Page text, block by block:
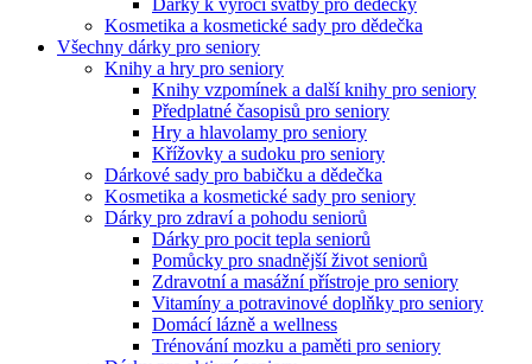
Dárky k výročí svatby pro dědečky
Kosmetika a kosmetické sady pro dědečka
Všechny dárky pro seniory
Knihy a hry pro seniory
Knihy vzpomínek a další knihy pro seniory
Předplatné časopisů pro seniory
Hry a hlavolamy pro seniory
Křížovky a sudoku pro seniory
Dárkové sady pro babičku a dědečka
Kosmetika a kosmetické sady pro seniory
Dárky pro zdraví a pohodu seniorů
Dárky pro pocit tepla seniorů
Pomůcky pro snadnější život seniorů
Zdravotní a masážní přístroje pro seniory
Vitamíny a potravinové doplňky pro seniory
Domácí lázně a wellness
Trénování mozku a paměti pro seniory